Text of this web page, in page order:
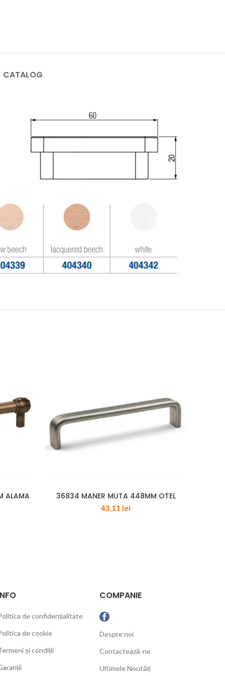
CATALOG
ALAMA 36834 MANER MUTA 448MM OTEL
43,11 lei
de confidențialitate
de cookie
și condiții
COMPANIE
Despre noi
Contactează-ne
Ultimele Noutăți